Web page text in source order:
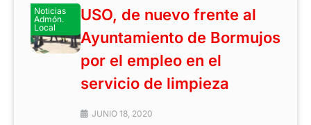
Noticias
Admón.
Local
USO, de nuevo frente al
Ayuntamiento de Bormujos
por el empleo en el
servicio de limpieza
JUNIO 18, 2020